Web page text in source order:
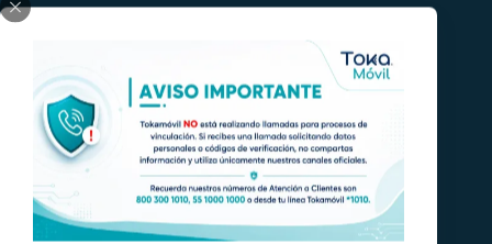
1. Información regulatoria y obligaciones del
concesionario
Marcación nacional a 10 dígitos
911 emergencias
Reglas de portabilidad
Gestión de tráfico
Registro de planes tarifarios